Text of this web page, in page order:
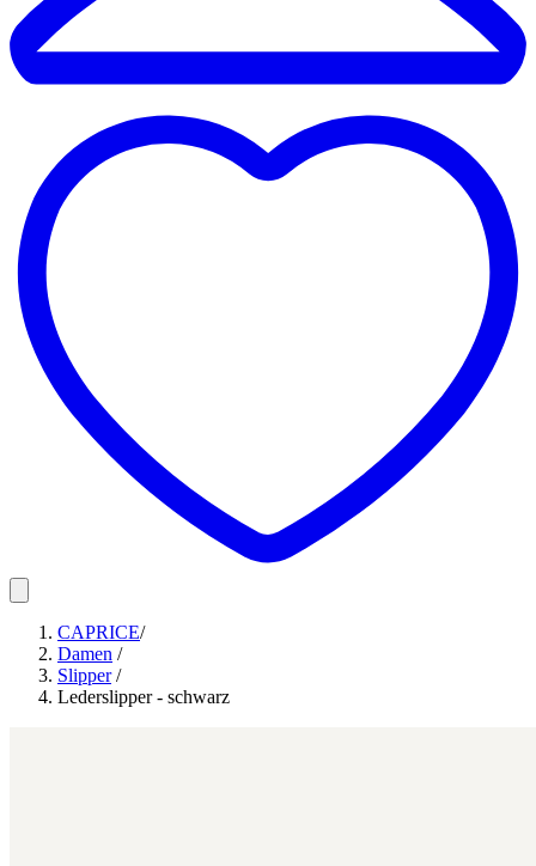
CAPRICE/
Damen /
Slipper/
Lederslipper - schwarz